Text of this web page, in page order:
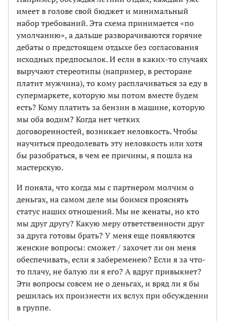
имеет в голове свой бюджет и минимальный
набор требований. Эта схема принимается «по
умолчанию», а дальше разворачиваются горячие
дебаты о предстоящем отдыхе без согласования
исходных предпосылок. И если в каких-то случаях
выручают стереотипы (например, в ресторане
платит мужчина), то кому расплачиваться за еду в
супермаркете, которую мы потом вместе будем
есть? Кому платить за бензин в машине, которую
мы оба водим? Когда нет четких
договоренностей, возникает неловкость. Чтобы
научиться преодолевать эту неловкость или хотя
бы разобраться, в чем ее причины, я пошла на
мастерскую.
И поняла, что когда мы с партнером молчим о
деньгах, на самом деле мы боимся прояснять
статус наших отношений. Мы не женаты, но кто
мы друг другу? Какую меру ответственности друг
за друга готовы брать? У меня еще появляются
женские вопросы: сможет / захочет ли он меня
обеспечивать, если я забеременею? Если я за что-
то плачу, не балую ли я его? А вдруг привыкнет?
Эти вопросы совсем не о деньгах, и вряд ли я бы
решилась их произнести их вслух при обсуждении
в группе.